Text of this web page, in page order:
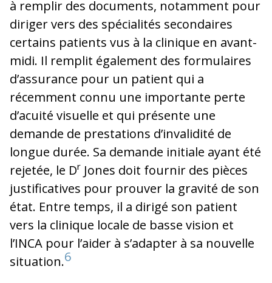
à remplir des documents, notamment pour
diriger vers des spécialités secondaires
certains patients vus à la clinique en avant-
midi. Il remplit également des formulaires
d’assurance pour un patient qui a
récemment connu une importante perte
d’acuité visuelle et qui présente une
demande de prestations d’invalidité de
longue durée. Sa demande initiale ayant été
rejetée, le Dr Jones doit fournir des pièces
justificatives pour prouver la gravité de son
état. Entre temps, il a dirigé son patient
vers la clinique locale de basse vision et
l’INCA pour l’aider à s’adapter à sa nouvelle
situation.6